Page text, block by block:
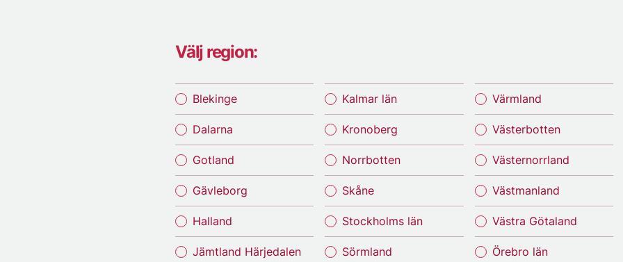
Välj region:
Blekinge
Dalarna
Gotland
Gävleborg
Halland
Jämtland Härjedalen
Kalmar län
Kronoberg
Norrbotten
Skåne
Stockholms län
Sörmland
Värmland
Västerbotten
Västernorrland
Västmanland
Västra Götaland
Örebro län